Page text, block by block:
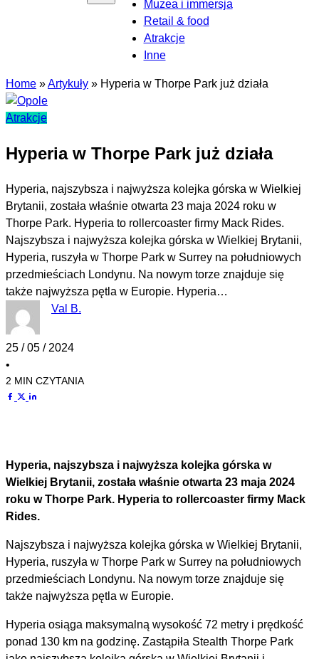
Muzea i immersja
Retail & food
Atrakcje
Inne
Home »Artykuły » Hyperia w Thorpe Park już działa
Atrakcje
Hyperia w Thorpe Park już działa
Hyperia, najszybsza i najwyższa kolejka górska w Wielkiej
Brytanii, została właśnie otwarta 23 maja 2024 roku w
Thorpe Park. Hyperia to rollercoaster firmy Mack Rides.
Najszybsza i najwyższa kolejka górska w Wielkiej Brytanii,
Hyperia, ruszyła w Thorpe Park w Surrey na południowych
przedmieściach Londynu. Na nowym torze znajduje się
także najwyższa pętla w Europie. Hyperia…
Val B.
25 / 05 / 2024
•
2 MIN CZYTANIA
Hyperia, najszybsza i najwyższa kolejka górska w
Wielkiej Brytanii, została właśnie otwarta 23 maja 2024
roku w Thorpe Park. Hyperia to rollercoaster firmy Mack
Rides.
Najszybsza i najwyższa kolejka górska w Wielkiej Brytanii,
Hyperia, ruszyła w Thorpe Park w Surrey na południowych
przedmieściach Londynu. Na nowym torze znajduje się
także najwyższa pętla w Europie.
Hyperia osiąga maksymalną wysokość 72 metry i prędkość
ponad 130 km na godzinę. Zastąpiła Stealth Thorpe Park